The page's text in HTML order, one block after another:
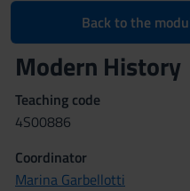
Back to the
Modern
Teaching code
4S00886
Coordinator
Marina Garbellotti